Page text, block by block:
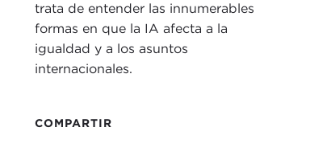
trata de entender las innumerables
formas en que la IA afecta a la
igualdad y a los asuntos
internacionales.
COMPARTIR